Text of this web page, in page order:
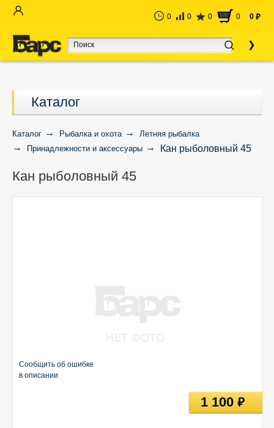
0 0 0 0 0 руб
Каталог
Каталог Рыбалка и охота
Летняя рыбалка
Принадлежности и аксессуары
Кан рыболовный 45
Кан рыболовный 45
Сообщить об ошибке
в описании
1 100руб